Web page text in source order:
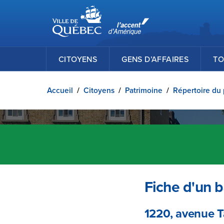
Passer au contenu principal
Ville de Québec
CITOYENS GENS D’AFFAIRES
Accueil / Citoyens / Patrimoine / Répertoire
Fiche d'un
1220, avenue